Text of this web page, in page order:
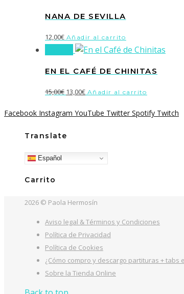
NANA DE SEVILLA
12,00€ Añadir al carrito
EN EL CAFÉ DE CHINITAS
15,00€ El
original
13,00€El
actual
Añadir al carrito
Facebook Instagram YouTube Twitter Spotify Twitch
Translate
Español
Carrito
2026 © Paola Hermosín
Aviso legal & Términos y Condiciones
Política de Privacidad
Política de Cookies
¿Cómo compro y descargo partituras + tabs
Sobre la Tienda Online